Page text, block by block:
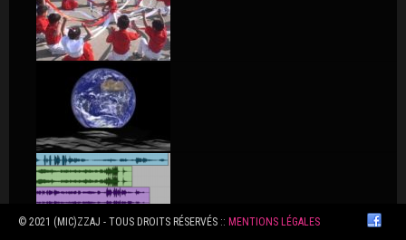
© 2021 (MIC)ZZAJ - TOUS DROITS RÉSERVÉS :: MENTIONS LÉGALES